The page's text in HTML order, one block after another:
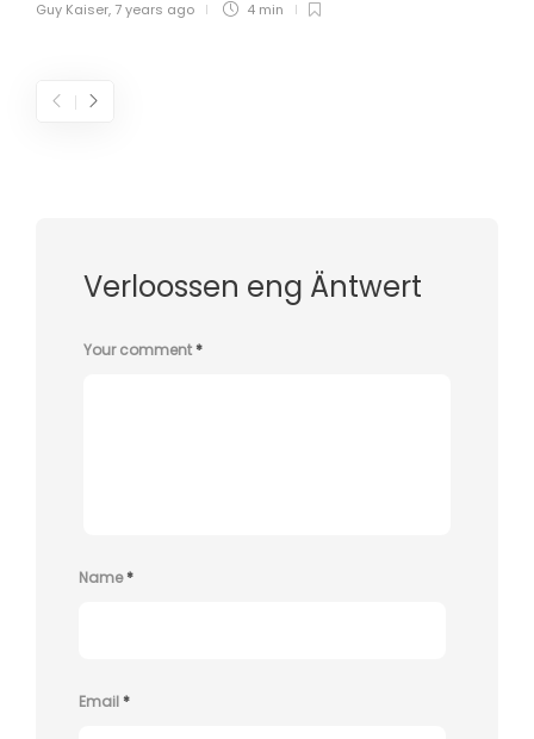
Guy Kaiser, 7 years ago 4 min
Verloossen eng Äntwert
Your comment*
Name*
Email*